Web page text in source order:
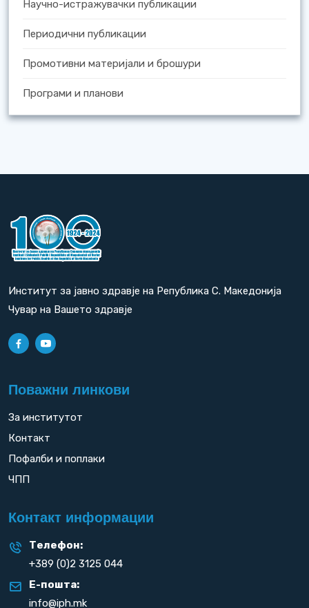
Научно-истражувачки публикации
Периодични публикации
Промотивни материјали и брошури
Програми и планови
Институт за јавно здравје на Република С. Македонија
Чувар на Вашето здравје
Поважни линкови
За институтот
Контакт
Пофалби и поплаки
ЧПП
Контакт информации
Телефон:
+389 (0)2 3125 044
Е-пошта:
info@iph.mk